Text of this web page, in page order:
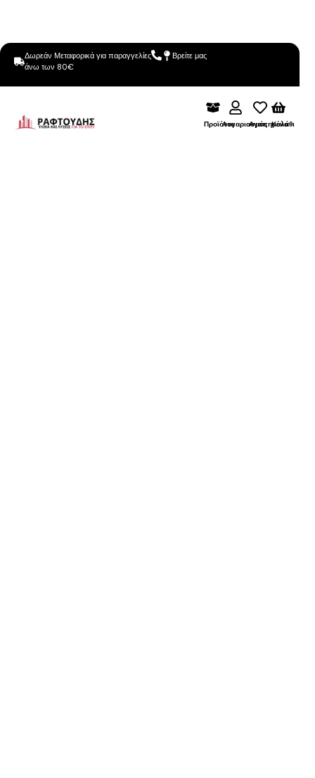
Δωρεάν Μεταφορικά για παραγγελίες
άνω των 80€
Βρείτε μας
ΠροϊόνταΛογαριασμόςΑγαπημένα
Καλάθι